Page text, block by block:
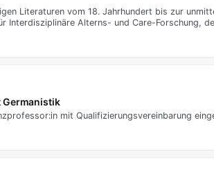
Literaturen vom 18. Jahrhundert bis zur
Interdisziplinäre Alterns- und Care-Forschung,
mit Qualifizierungsvereinbarung